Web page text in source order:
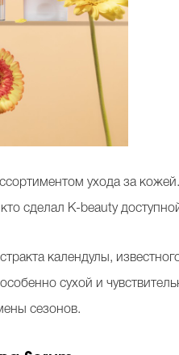
ухода за
сделал K-beauty
календулы,
сухой и
сезонов.